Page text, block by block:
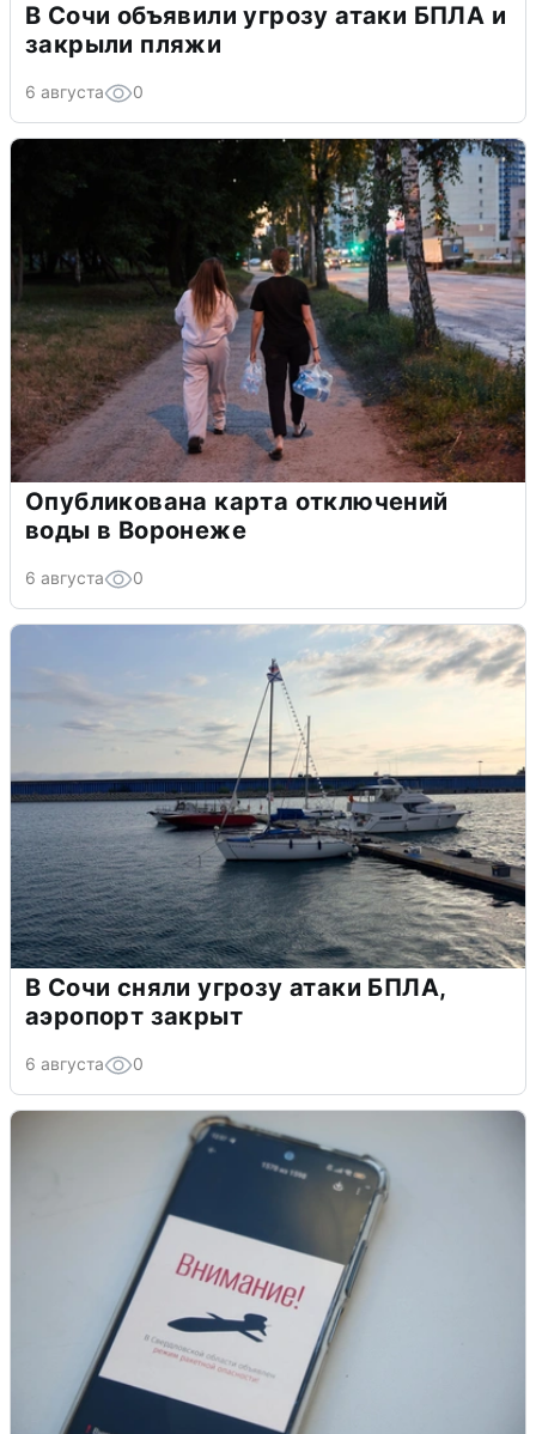
В Сочи объявили угрозу атаки БПЛА и
закрыли пляжи
6 августа 0
Опубликована карта отключений
воды в Воронеже
6 августа 0
В Сочи сняли угрозу атаки БПЛА,
аэропорт закрыт
6 августа 0